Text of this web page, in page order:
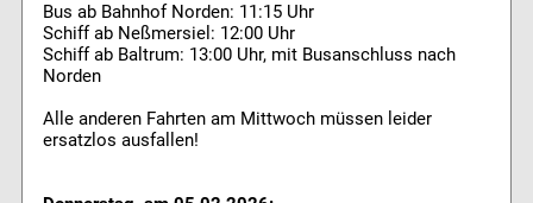
Bus ab Bahnhof Norden: 11:15 Uhr
Schiff ab Neßmersiel: 12:00 Uhr
Schiff ab Baltrum: 13:00 Uhr, mit Busanschluss nach
Norden
Alle anderen Fahrten am Mittwoch müssen leider
ersatzlos ausfallen!